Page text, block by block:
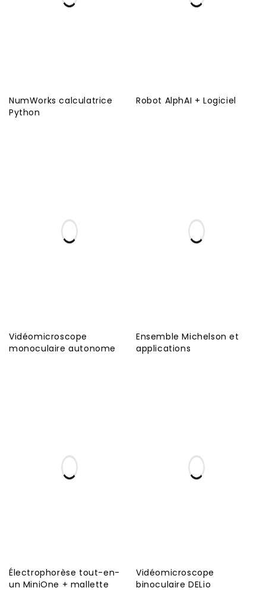
NumWorks calculatrice
Python
Robot AlphAI + Logiciel
Vidéomicroscope
monoculaire autonome
Ensemble Michelson et
applications
Électrophorèse tout-en-
un MiniOne + mallette
Vidéomicroscope
binoculaire DELio